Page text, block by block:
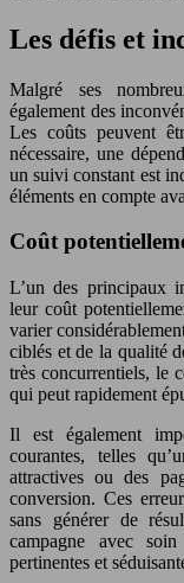
Les défis et
Malgré ses
également des
Les coûts peuvent
nécessaire, une
un suivi constant est
éléments en compte
Coût
L’un des principaux
leur coût
varier
ciblés et de la qualité
très concurrentiels, le
qui peut rapidement
Il est également
courantes, telles
attractives ou des
conversion. Ces
sans générer de
campagne avec
pertinentes et